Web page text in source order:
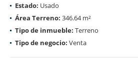
Estado: Usado
Área Terreno: 346.64 m²
Tipo de inmueble: Terreno
Tipo de negocio: Venta